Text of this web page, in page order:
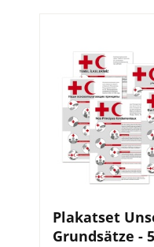
Plakatset
Grundsätze -